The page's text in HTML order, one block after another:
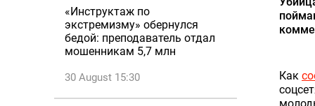
«Инструктаж по
экстремизму» обернулся
бедой: преподаватель отдал
мошенникам 5,7 млн
30 August 15:30 Как